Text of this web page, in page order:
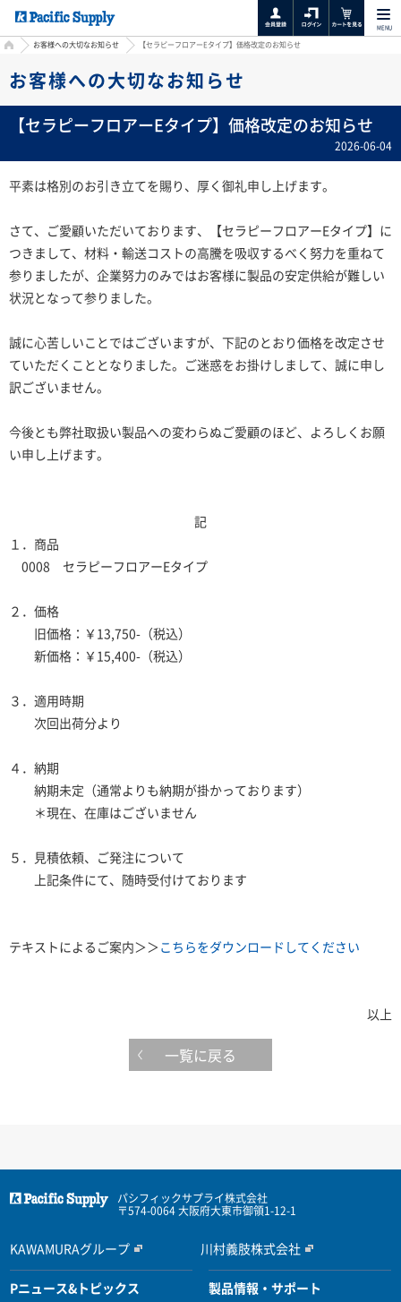
MENU
HOMEお客様への大切なお知らせ 【セラピーフロアーEタイプ】価格改定のお知らせ
お客様への大切なお知らせ
【セラピーフロアーEタイプ】価格改定のお知らせ
2026-06-04
平素は格別のお引き立てを賜り、厚く御礼申し上げます。
さて、ご愛顧いただいております、【セラピーフロアーEタイプ】に
つきまして、材料・輸送コストの高騰を吸収するべく努力を重ねて
参りましたが、企業努力のみではお客様に製品の安定供給が難しい
状況となって参りました。
誠に心苦しいことではございますが、下記のとおり価格を改定させ
ていただくこととなりました。ご迷惑をお掛けしまして、誠に申し
訳ございません。
今後とも弊社取扱い製品への変わらぬご愛顧のほど、よろしくお願
い申し上げます。
記
１．商品
0008 セラピーフロアーEタイプ
２．価格
旧価格：￥13,750-（税込）
新価格：￥15,400-（税込）
３．適用時期
次回出荷分より
４．納期
納期未定（通常よりも納期が掛かっております）
＊現在、在庫はございません
５．見積依頼、ご発注について
上記条件にて、随時受付けております
テキストによるご案内＞＞こちらをダウンロードしてください
以上
一覧に戻る
パシフィックサプライ株式会社
〒574-0064 大阪府大東市御領1-12-1
KAWAMURAグループ 川村義肢株式会社
Pニュース&トピックス 製品情報・サポート